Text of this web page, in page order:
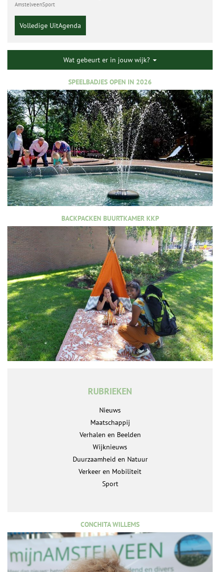
AmstelveenSport
Volledige UitAgenda
Wat gebeurt er in jouw wijk?
SPEELBADJES OPEN IN 2026
BACKPACKEN BUURTKAMER KKP
RUBRIEKEN
Nieuws
Maatschappij
Verhalen en Beelden
Wijknieuws
Duurzaamheid en Natuur
Verkeer en Mobiliteit
Sport
CONCHITA WILLEMS